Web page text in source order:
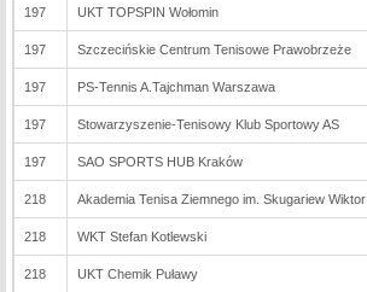
197 UKT TOPSPIN Wołomin
197 Szczecińskie Centrum Tenisowe Prawobrzeże
197 PS-Tennis A.Tajchman Warszawa
197 Stowarzyszenie-Tenisowy Klub Sportowy AS
197 SAO SPORTS HUB Kraków
218 Akademia Tenisa Ziemnego im. Skugariew Wiktor
218 WKT Stefan Kotlewski
218 UKT Chemik Puławy